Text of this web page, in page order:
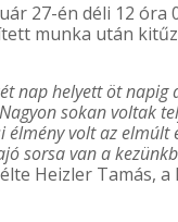
27-én déli 12 óra
munka után
nap helyett öt napig
sokan voltak
volt az elmúlt
sorsa van a
Heizler Tamás, a